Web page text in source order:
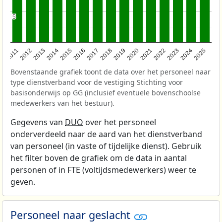
201120122013201420152016201720182019202020212022202320242025
5
5
Bovenstaande grafiek toont de data over het personeel naar
type dienstverband voor de vestiging Stichting voor
basisonderwijs op GG (inclusief eventuele bovenschoolse
medewerkers van het bestuur).
Gegevens van DUO over het personeel
onderverdeeld naar de aard van het dienstverband
van personeel (in vaste of tijdelijke dienst). Gebruik
het filter boven de grafiek om de data in aantal
personen of in FTE (voltijdsmedewerkers) weer te
geven.
Personeel naar geslacht